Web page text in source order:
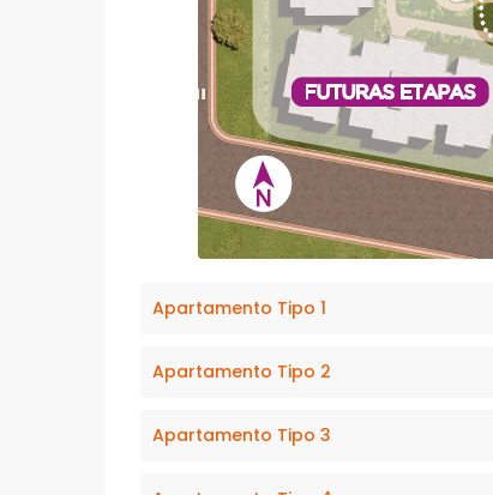
Apartamento Tipo 1
Apartamento Tipo 2
Apartamento Tipo 3